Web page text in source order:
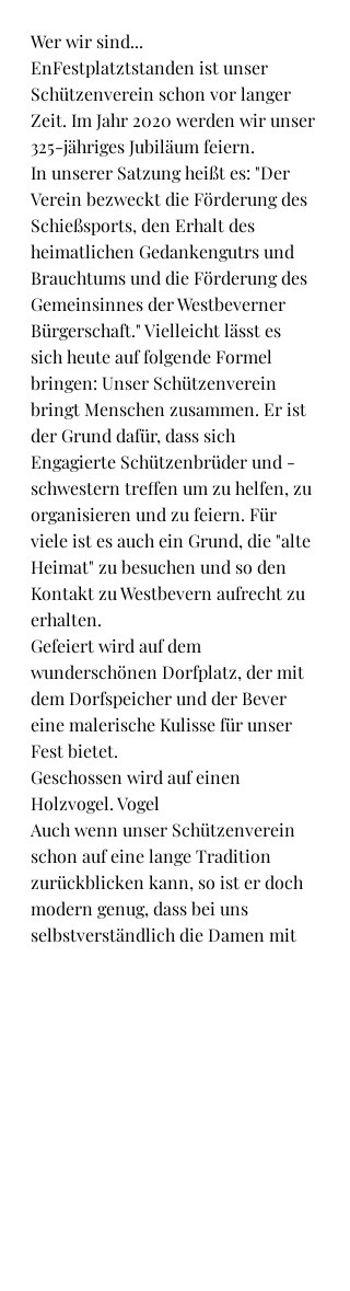
Wer wir sind...
EnFestplatztstanden ist unser
Schützenverein schon vor langer
Zeit. Im Jahr 2020 werden wir unser
325-jähriges Jubiläum feiern.
In unserer Satzung heißt es: "Der
Verein bezweckt die Förderung des
Schießsports, den Erhalt des
heimatlichen Gedankengutrs und
Brauchtums und die Förderung des
Gemeinsinnes der Westbeverner
Bürgerschaft." Vielleicht lässt es
sich heute auf folgende Formel
bringen: Unser Schützenverein
bringt Menschen zusammen. Er ist
der Grund dafür, dass sich
Engagierte Schützenbrüder und -
schwestern treffen um zu helfen, zu
organisieren und zu feiern. Für
viele ist es auch ein Grund, die "alte
Heimat" zu besuchen und so den
Kontakt zu Westbevern aufrecht zu
erhalten.
Gefeiert wird auf dem
wunderschönen Dorfplatz, der mit
dem Dorfspeicher und der Bever
eine malerische Kulisse für unser
Fest bietet.
Geschossen wird auf einen
Holzvogel. Vogel
Auch wenn unser Schützenverein
schon auf eine lange Tradition
zurückblicken kann, so ist er doch
modern genug, dass bei uns
selbstverständlich die Damen mit